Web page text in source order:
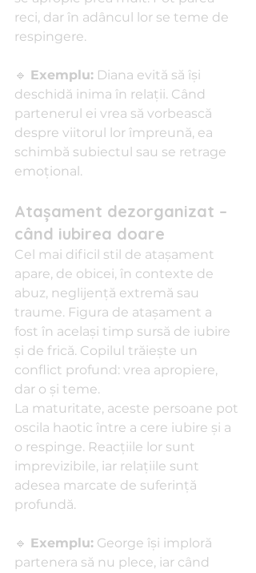
reci, dar în adâncul lor se teme de
respingere.
🔹 Exemplu: Diana evită să își
deschidă inima în relații. Când
partenerul ei vrea să vorbească
despre viitorul lor împreună, ea
schimbă subiectul sau se retrage
emoțional.
Atașament dezorganizat –
când iubirea doare
Cel mai dificil stil de atașament
apare, de obicei, în contexte de
abuz, neglijență extremă sau
traume. Figura de atașament a
fost în același timp sursă de iubire
și de frică. Copilul trăiește un
conflict profund: vrea apropiere,
dar o și teme.
La maturitate, aceste persoane pot
oscila haotic între a cere iubire și a
o respinge. Reacțiile lor sunt
imprevizibile, iar relațiile sunt
adesea marcate de suferință
profundă.
🔹 Exemplu: George își imploră
partenera să nu plece, iar când